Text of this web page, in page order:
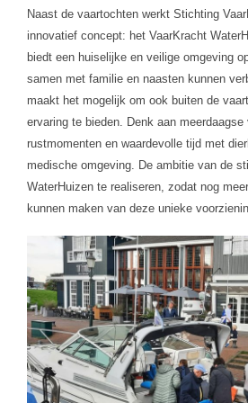
Naast de vaartochten werkt Stichting
innovatief concept: het VaarKracht
biedt een huiselijke en veilige omgeving
samen met familie en naasten kunnen
maakt het mogelijk om ook buiten de
ervaring te bieden. Denk aan meerdaagse
rustmomenten en waardevolle tijd met
medische omgeving. De ambitie van de
WaterHuizen te realiseren, zodat nog
kunnen maken van deze unieke